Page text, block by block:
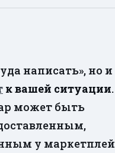
написать», но и
к вашей ситуации.
может быть
у